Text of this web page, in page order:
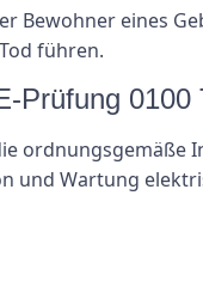
Bewohner eines
führen.
Prüfung 0100
Wartung